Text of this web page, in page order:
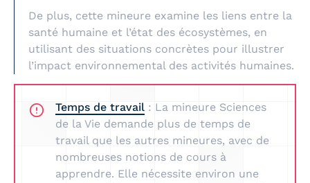
De plus, cette mineure examine les liens entre la
santé humaine et l’état des écosystèmes, en
utilisant des situations concrètes pour illustrer
l’impact environnemental des activités humaines.
Temps de travail: La mineure Sciences
de la Vie demande plus de temps de
travail que les autres mineures, avec de
nombreuses notions de cours à
apprendre. Elle nécessite environ une